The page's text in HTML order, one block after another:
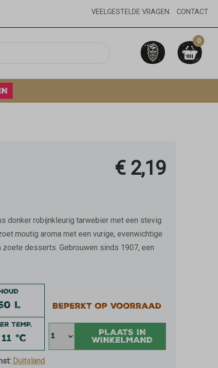
VEELGESTELDE VRAGEN CONTACT
0
€ 2,19
donker robijnkleurig tarwebier met een stevig
moutig aroma met een vurige, evenwichtige
desserts. Gebrouwen sinds 1907, een
L
TEMP.
°C
Duitsland
Beperkt op voorraad
PLAATS IN
WINKELMAND